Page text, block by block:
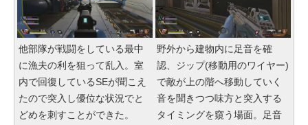
他部隊が戦闘をしている最中
に漁夫の利を狙って乱入。室
内で回復しているSEが聞こえ
たので突入し優位な状況でと
どめを刺すことができた。
野外から建物内に足音を確
認、ジップ(移動用のワイヤー)
で敵が上の階へ移動していく
音を聞きつつ味方と突入する
タイミングを窺う場面。足音